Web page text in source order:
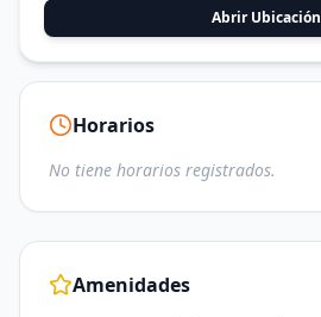
Abrir Ubicación
Horarios
No tiene horarios registrados.
Amenidades